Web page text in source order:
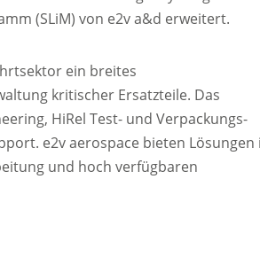
(SLiM) von e2v a&d erweitert.
ein breites
kritischer Ersatzteile. Das
HiRel Test- und Verpackungs-
e2v aerospace bieten Lösungen
und hoch verfügbaren